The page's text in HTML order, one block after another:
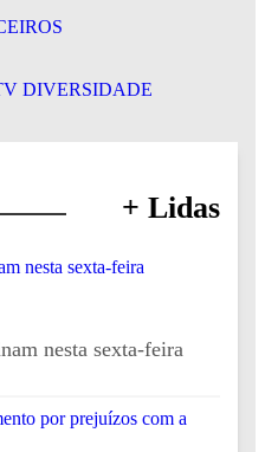
+ Lidas
nesta sexta-feira